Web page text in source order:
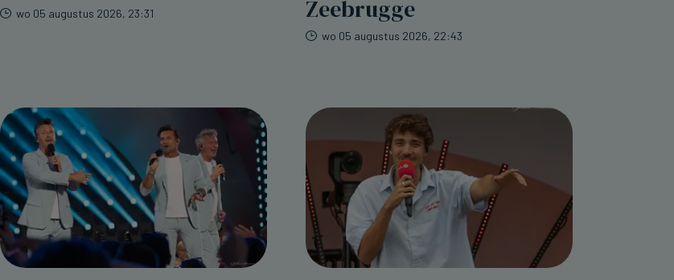
wo 05 augustus 2026, 23:31 Zeebrugge
wo 05 augustus 2026, 22:43